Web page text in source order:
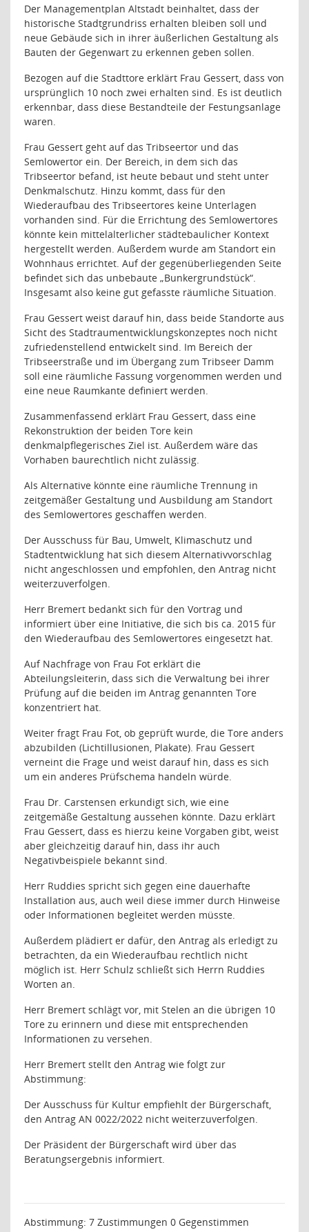
Der Managementplan Altstadt beinhaltet, dass der
historische Stadtgrundriss erhalten bleiben soll und
neue Gebäude sich in ihrer äußerlichen Gestaltung als
Bauten der Gegenwart zu erkennen geben sollen.
Bezogen auf die Stadttore erklärt Frau Gessert, dass von
ursprünglich 10 noch zwei erhalten sind. Es ist deutlich
erkennbar, dass diese Bestandteile der Festungsanlage
waren.
Frau Gessert geht auf das Tribseertor und das
Semlowertor ein. Der Bereich, in dem sich das
Tribseertor befand, ist heute bebaut und steht unter
Denkmalschutz. Hinzu kommt, dass für den
Wiederaufbau des Tribseertores keine Unterlagen
vorhanden sind. Für die Errichtung des Semlowertores
könnte kein mittelalterlicher städtebaulicher Kontext
hergestellt werden. Außerdem wurde am Standort ein
Wohnhaus errichtet. Auf der gegenüberliegenden Seite
befindet sich das unbebaute „Bunkergrundstück“.
Insgesamt also keine gut gefasste räumliche Situation.
Frau Gessert weist darauf hin, dass beide Standorte aus
Sicht des Stadtraumentwicklungskonzeptes noch nicht
zufriedenstellend entwickelt sind. Im Bereich der
Tribseerstraße und im Übergang zum Tribseer Damm
soll eine räumliche Fassung vorgenommen werden und
eine neue Raumkante definiert werden.
Zusammenfassend erklärt Frau Gessert, dass eine
Rekonstruktion der beiden Tore kein
denkmalpflegerisches Ziel ist. Außerdem wäre das
Vorhaben baurechtlich nicht zulässig.
Als Alternative könnte eine räumliche Trennung in
zeitgemäßer Gestaltung und Ausbildung am Standort
des Semlowertores geschaffen werden.
Der Ausschuss für Bau, Umwelt, Klimaschutz und
Stadtentwicklung hat sich diesem Alternativvorschlag
nicht angeschlossen und empfohlen, den Antrag nicht
weiterzuverfolgen.
Herr Bremert bedankt sich für den Vortrag und
informiert über eine Initiative, die sich bis ca. 2015 für
den Wiederaufbau des Semlowertores eingesetzt hat.
Auf Nachfrage von Frau Fot erklärt die
Abteilungsleiterin, dass sich die Verwaltung bei ihrer
Prüfung auf die beiden im Antrag genannten Tore
konzentriert hat.
Weiter fragt Frau Fot, ob geprüft wurde, die Tore anders
abzubilden (Lichtillusionen, Plakate). Frau Gessert
verneint die Frage und weist darauf hin, dass es sich
um ein anderes Prüfschema handeln würde.
Frau Dr. Carstensen erkundigt sich, wie eine
zeitgemäße Gestaltung aussehen könnte. Dazu erklärt
Frau Gessert, dass es hierzu keine Vorgaben gibt, weist
aber gleichzeitig darauf hin, dass ihr auch
Negativbeispiele bekannt sind.
Herr Ruddies spricht sich gegen eine dauerhafte
Installation aus, auch weil diese immer durch Hinweise
oder Informationen begleitet werden müsste.
Außerdem plädiert er dafür, den Antrag als erledigt zu
betrachten, da ein Wiederaufbau rechtlich nicht
möglich ist. Herr Schulz schließt sich Herrn Ruddies
Worten an.
Herr Bremert schlägt vor, mit Stelen an die übrigen 10
Tore zu erinnern und diese mit entsprechenden
Informationen zu versehen.
Herr Bremert stellt den Antrag wie folgt zur
Abstimmung:
Der Ausschuss für Kultur empfiehlt der Bürgerschaft,
den Antrag AN 0022/2022 nicht weiterzuverfolgen.
Der Präsident der Bürgerschaft wird über das
Beratungsergebnis informiert.
Abstimmung: 7 Zustimmungen 0 Gegenstimmen